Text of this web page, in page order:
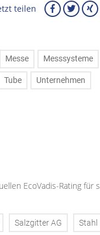
teilen
Messe Messsysteme
Tube Unternehmen
EcoVadis-Rating für
Salzgitter AG Stahl